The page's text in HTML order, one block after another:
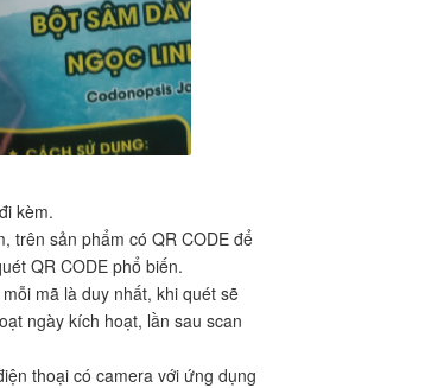
kèm.
trên sản phẩm có QR CODE để
QR CODE phổ biến.
mã là duy nhất, khi quét sẽ
ngày kích hoạt, lần sau scan
thoại có camera với ứng dụng